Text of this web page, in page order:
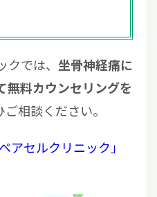
では、 坐骨神経痛に
無料カウンセリングを
相談ください。
アセルクリニック」